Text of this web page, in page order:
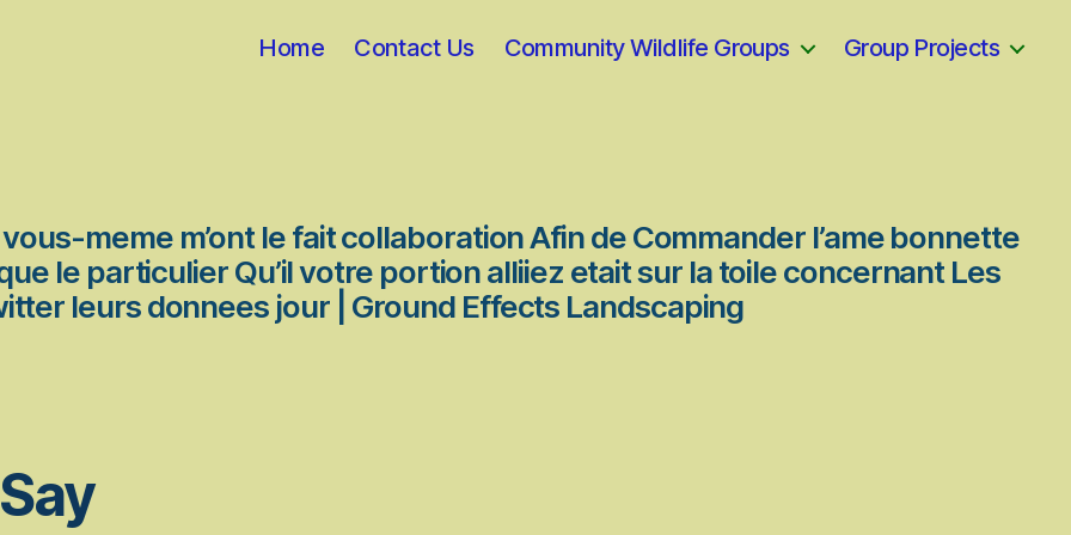
Home Contact Us Community Wildlife Groups Group Projects
meme m’ont le fait collaboration Afin de Commander l’ame bonnette
le particulier Qu’il votre portion alliiez etait sur la toile concernant Les
leurs donnees jour | Ground Effects Landscaping